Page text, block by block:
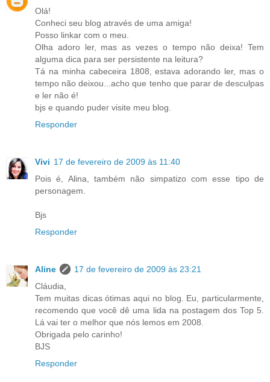
Olá!
Conheci seu blog através de uma amiga!
Posso linkar com o meu.
Olha adoro ler, mas as vezes o tempo não deixa! Tem
alguma dica para ser persistente na leitura?
Tá na minha cabeceira 1808, estava adorando ler, mas o
tempo não deixou...acho que tenho que parar de desculpas
e ler não é!
bjs e quando puder visite meu blog.
Responder
Vivi 17 de fevereiro de 2009 às 11:40
Pois é, Alina, também não simpatizo com esse tipo de
personagem.
Bjs
Responder
Aline
17 de fevereiro de 2009 às 23:21
Cláudia,
Tem muitas dicas ótimas aqui no blog. Eu, particularmente,
recomendo que você dê uma lida na postagem dos Top 5.
Lá vai ter o melhor que nós lemos em 2008.
Obrigada pelo carinho!
BJS
Responder